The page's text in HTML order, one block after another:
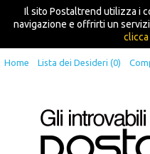
Il sito Postaltrend utilizza i
navigazione e offrirti un
clicca
Home Lista dei Desideri (0)